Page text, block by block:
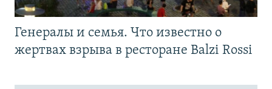
Генералы и семья. Что известно о
жертвах взрыва в ресторане Balzi Rossi